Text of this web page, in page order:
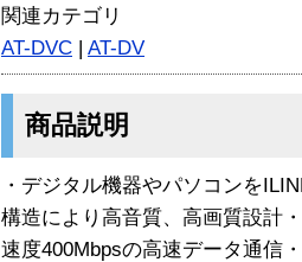
関連カテゴリ
AT-DVC | AT-DV
商品説明
・デジタル機器やパソコンを
構造により高音質、高画質設計
速度400Mbpsの高速データ通信